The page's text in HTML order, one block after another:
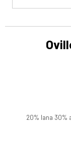
20% lana 30%